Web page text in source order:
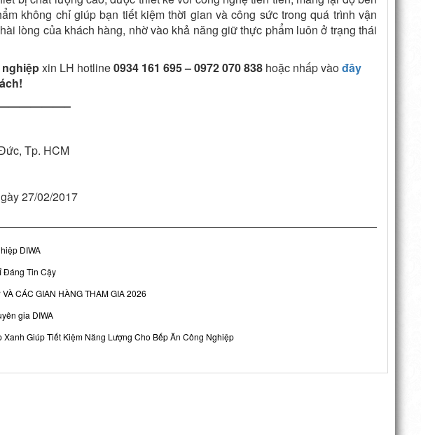
không chỉ giúp bạn tiết kiệm thời gian và công sức trong quá trình vận
lòng của khách hàng, nhờ vào khả năng giữ thực phẩm luôn ở trạng thái
xin LH hotline0934 161 695 – 0972 070 838 hoặc nhấp vàođây
Tp. HCM
27/02/2017
DIWA
Đáng Tin Cậy
CÁC GIAN HÀNG THAM GIA 2026
gia DIWA
Giúp Tiết Kiệm Năng Lượng Cho Bếp Ăn Công Nghiệp